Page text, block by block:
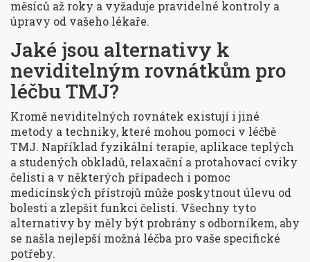
měsíců až roky a vyžaduje pravidelné kontroly a
úpravy od vašeho lékaře.
Jaké jsou alternativy k
neviditelným rovnátkům pro
léčbu TMJ?
Kromě neviditelných rovnátek existují i jiné
metody a techniky, které mohou pomoci v léčbě
TMJ. Například fyzikální terapie, aplikace teplých
a studených obkladů, relaxační a protahovací cviky
čelisti a v některých případech i pomoc
medicínských přístrojů může poskytnout úlevu od
bolesti a zlepšit funkci čelisti. Všechny tyto
alternativy by měly být probrány s odborníkem, aby
se našla nejlepší možná léčba pro vaše specifické
potřeby.